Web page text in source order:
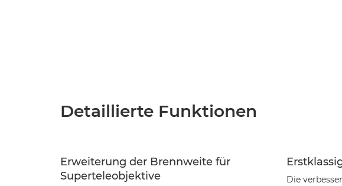
Detaillierte Funktionen
Erweiterung der Brennweite für
Superteleobjektive
Die